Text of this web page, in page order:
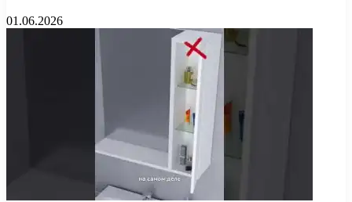
01.06.2026